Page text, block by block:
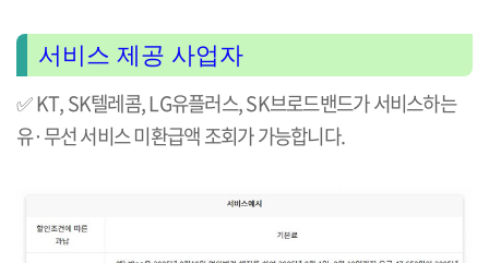
서비스 제공 사업자
✅KT, SK텔레콤, LG유플러스, SK브로드밴드가 서비스하는
유·무선 서비스 미환급액 조회가 가능합니다.